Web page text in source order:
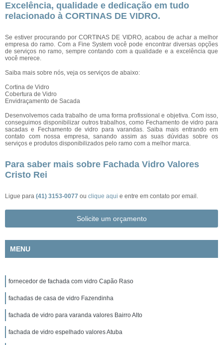
Excelência, qualidade e dedicação em tudo
relacionado à CORTINAS DE VIDRO.
Se estiver procurando por CORTINAS DE VIDRO, acabou de achar a melhor
empresa do ramo. Com a Fine System você pode encontrar diversas opções
de serviços no ramo, sempre contando com a qualidade e a excelência que
você merece.
Saiba mais sobre nós, veja os serviços de abaixo:
Cortina de Vidro
Cobertura de Vidro
Envidraçamento de Sacada
Desenvolvemos cada trabalho de uma forma profissional e objetiva. Com isso,
conseguimos disponibilizar outros trabalhos, como Fechamento de vidro para
sacadas e Fechamento de vidro para varandas. Saiba mais entrando em
contato com nossa empresa, sanando assim as suas dúvidas sobre os
serviços e produtos disponibilizados pelo ramo com a melhor marca.
Para saber mais sobre Fachada Vidro Valores
Cristo Rei
Ligue para (41) 3153-0077 ou clique aqui e entre em contato por email.
Solicite um orçamento
MENU
fornecedor de fachada com vidro Capão Raso
fachadas de casa de vidro Fazendinha
fachada de vidro para varanda valores Bairro Alto
fachada de vidro espelhado valores Atuba